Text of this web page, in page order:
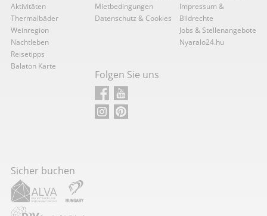
Aktivitäten
Thermalbäder
Weinregion
Nachtleben
Reisetipps
Balaton Karte
Mietbedingungen
Datenschutz & Cookies
Impressum &
Bildrechte
Jobs & Stellenangebote
Nyaralo24.hu
Folgen Sie uns
Sicher buchen